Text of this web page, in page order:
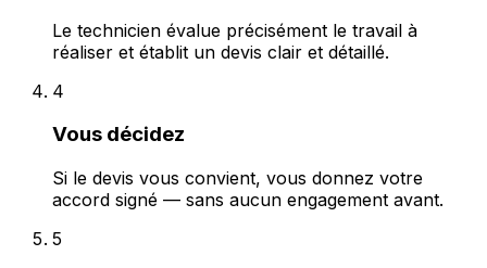
Le technicien évalue précisément le travail à
réaliser et établit un devis clair et détaillé.
4
Vous décidez
Si le devis vous convient, vous donnez votre
accord signé — sans aucun engagement avant.
5